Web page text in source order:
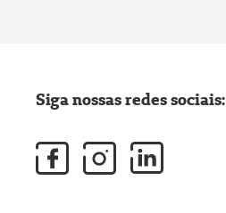
Siga nossas redes sociais: